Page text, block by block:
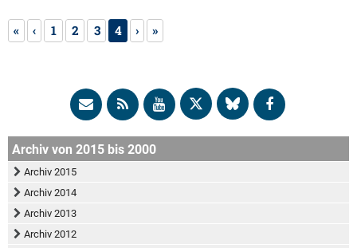
« ‹ 1 2 3 4 › »
Archiv von 2015 bis 2000
Archiv 2015
Archiv 2014
Archiv 2013
Archiv 2012